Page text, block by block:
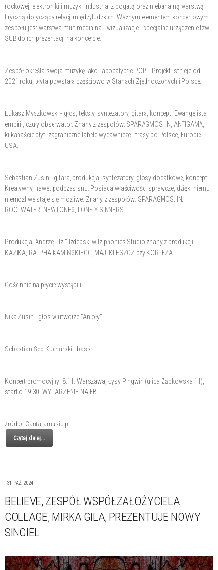
rockowej, elektroniki i muzyki industrial z bogatą oraz niebanalną warstwą
liryczną dotycząca relacji międzyludzkich. Ważnym elementem koncertowym
zespołu jest warstwa multimedialna - wizualizacje i specjalne urządzenie tzw.
SUB do ich prezentacji na koncercie.
Zespół określa swoja muzykę jako "apocalyptic POP". Projekt istnieje od
2021 roku, płyta powstała częściowo w Stanach Zjednoczonych i Polsce.
Łukasz Myszkowski - głos, teksty, syntezatory, gitara, koncept. Ewangelista
empirii, czuły obserwator. Znany z zespołów: SPARAGMOS, IN, ANTIGAMA,
kilkanaście płyt, zagraniczne labele wydawnicze i trasy po Polsce, Europie i
USA.
Sebastian Zusin - gitara, produkcja, syntezatory, glosy dodatkowe, koncept.
Kreatywny, nawet podczas snu. Posiada właściwości sprawcze, dzięki niemu
niemożliwe staje się możliwe. Znany z zespołów: SPARAGMOS, IN,
ROOTWATER, NEWTONES, LONELY SINNERS.
Produkcja: Andrzej "Izi" Izdebski w Iziphonics Studio znany z produkcji
KAZIKA, RALPHA KAMIŃSKIEGO, MAJI KLESZCZ czy KORTEZA.
Gościnnie na płycie wystąpili:
Nika Zusin - głos w utworze "Anioły"
Sebastian Seb Kucharski - bass
Koncert promocyjny: 8.11. Warszawa, Łysy Pingwin (ulica Ząbkowska 11),
start o 19:30. WYDARZENIE NA FB
źródło: Cantaramusic.pl
Czytaj dalej...
31 PAŹ 2024
BELIEVE, ZESPÓŁ WSPÓŁZAŁOŻYCIELA
COLLAGE, MIRKA GILA, PREZENTUJE NOWY
SINGIEL